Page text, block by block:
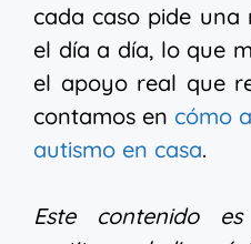
cada caso pide una
el día a día, lo que
el apoyo real que
contamos en cómo
autismo en casa.
Este contenido